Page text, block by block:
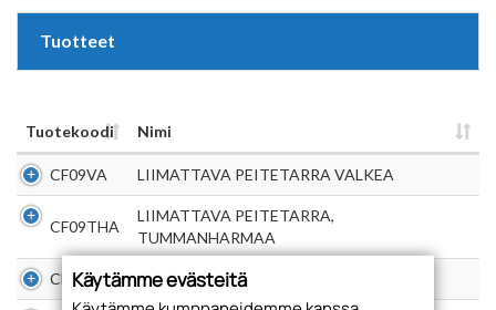
Tuotteet
Tuotekoodi Nimi
CF09VA LIIMATTAVA PEITETARRA VALKEA
CF09THA
LIIMATTAVA PEITETARRA,
TUMMANHARMAA
CF09HA LIIMATTAVA PEITETARRA HARMAA
Käytämme evästeitä